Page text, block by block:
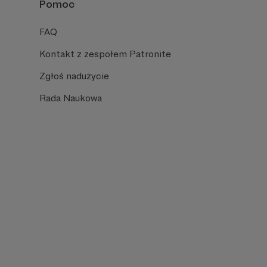
Pomoc
FAQ
Kontakt z zespołem Patronite
Zgłoś nadużycie
Rada Naukowa